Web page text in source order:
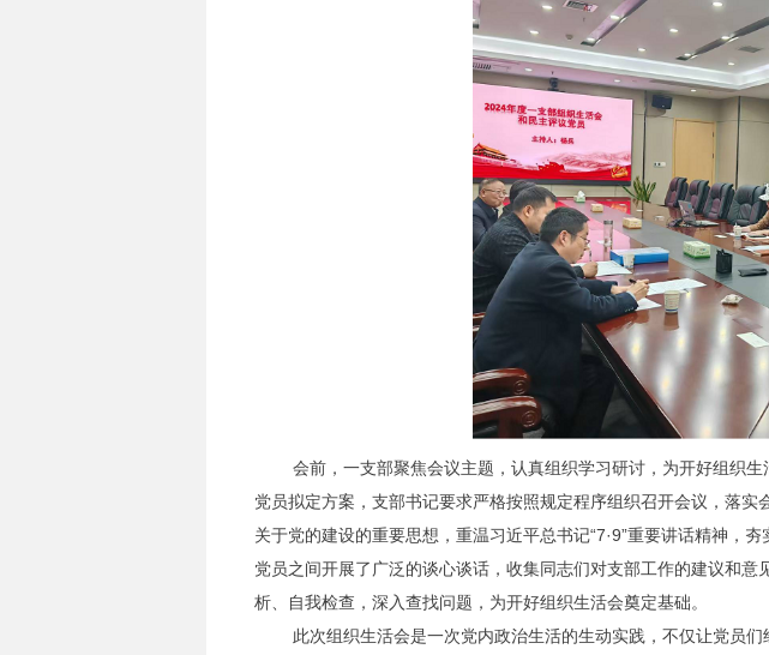
会前，一支部聚焦会议主题，认真组织学习研讨，为开好组织生
党员拟定方案，支部书记要求严格按照规定程序组织召开会议，落
关于党的建设的重要思想，重温习近平总书记“7·9”重要讲话精神，
党员之间开展了广泛的谈心谈话，收集同志们对支部工作的建议和
析、自我检查，深入查找问题，为开好组织生活会奠定基础。
此次组织生活会是一次党内政治生活的生动实践，不仅让党员们